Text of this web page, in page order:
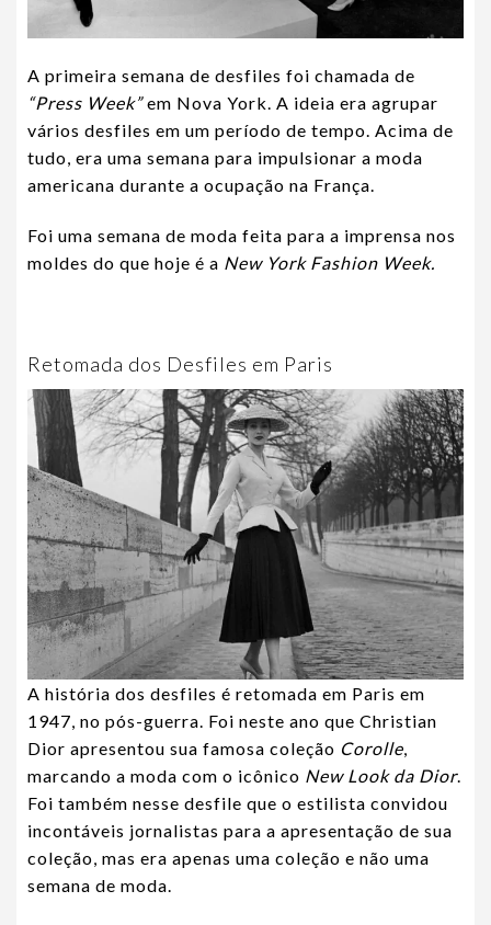
A primeira semana de desfiles foi chamada de
“Press Week”em Nova York. A ideia era agrupar
vários desfiles em um período de tempo. Acima de
tudo, era uma semana para impulsionar a moda
americana durante a ocupação na França.
Foi uma semana de moda feita para a imprensa nos
moldes do que hoje é a New York Fashion Week.
Retomada dos Desfiles em Paris
A história dos desfiles é retomada em Paris em
1947, no pós-guerra. Foi neste ano que Christian
Dior apresentou sua famosa coleção Corolle,
marcando a moda com o icônico New Look da Dior.
Foi também nesse desfile que o estilista convidou
incontáveis jornalistas para a apresentação de sua
coleção, mas era apenas uma coleção e não uma
semana de moda.